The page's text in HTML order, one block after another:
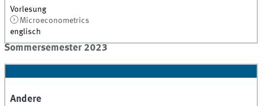
Vorlesung
Microeconometrics
englisch
Sommersemester 2023
Andere